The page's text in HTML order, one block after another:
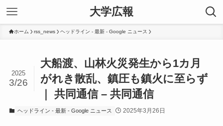
大学広報
ホーム rss_news ヘッドライン - 最新 - Google ニュース
大船渡、山林火災発生から1カ月
がれき散乱、鎮圧も鎮火に至らず
｜ 共同通信 – 共同通信
2025
3/26
ヘッドライン - 最新 - Google ニュース 2025年3月26日